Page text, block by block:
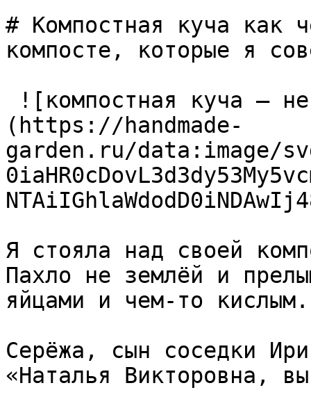
# Компостная куча как
компосте, которые я
![компостная куча —
(https://handmade-
garden.ru/data:image/
Я стояла над своей
Пахло не землёй и
яйцами и чем-то кислым.
Серёжа, сын соседки
«Наталья Викторовна,